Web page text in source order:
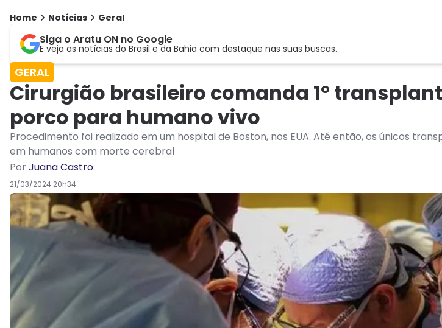
Home Notícias Geral
Siga o Aratu ON no Google
E veja as notícias do Brasil e da Bahia com destaque nas suas buscas.
GERAL
Cirurgião brasileiro comanda 1°
porco para humano vivo
Procedimento foi realizado em um hospital de Boston, nos EUA. Até então, os únicos
em humanos com morte cerebral
PorJuana Castro.
21/03/2024 20h34